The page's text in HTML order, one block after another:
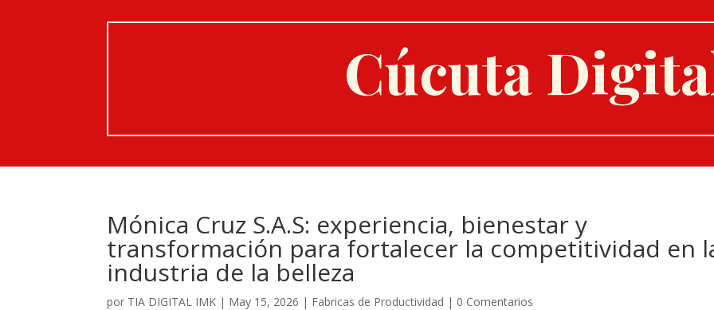
Cúcuta
Mónica Cruz S.A.S: experiencia, bienestar y
transformación para fortalecer la competitividad en
industria de la belleza
por TIA DIGITAL IMK | May 15, 2026 | Fabricas de Productividad | 0 Comentarios